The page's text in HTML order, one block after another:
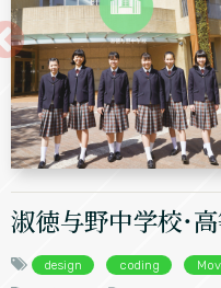
淑徳与野中学校・
design coding